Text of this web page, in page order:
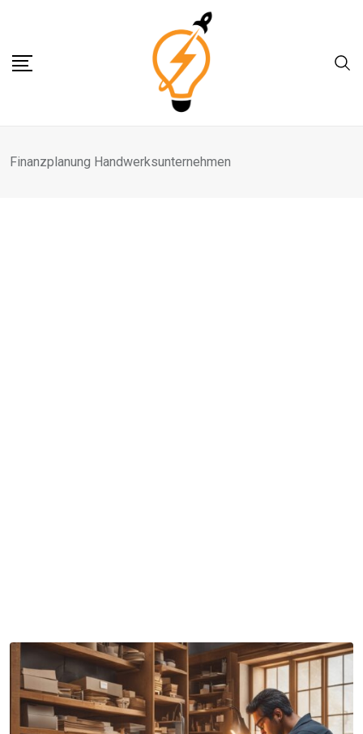
content
Finanzplanung Handwerksunternehmen